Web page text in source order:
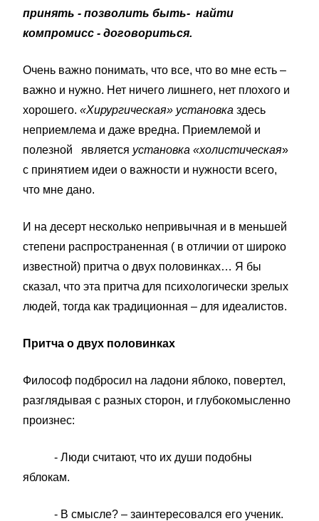
принять - позволить быть- найти
компромисс - договориться.
Очень важно понимать, что все, что во мне есть –
важно и нужно. Нет ничего лишнего, нет плохого и
хорошего. «Хирургическая» установка здесь
неприемлема и даже вредна. Приемлемой и
полезной является установка «холистическая»
с принятием идеи о важности и нужности всего,
что мне дано.
И на десерт несколько непривычная и в меньшей
степени распространенная ( в отличии от широко
известной) притча о двух половинках… Я бы
сказал, что эта притча для психологически зрелых
людей, тогда как традиционная – для идеалистов.
Притча о двух половинках
Философ подбросил на ладони яблоко, повертел,
разглядывая с разных сторон, и глубокомысленно
произнес:
- Люди считают, что их души подобны
яблокам.
- В смысле? – заинтересовался его ученик.